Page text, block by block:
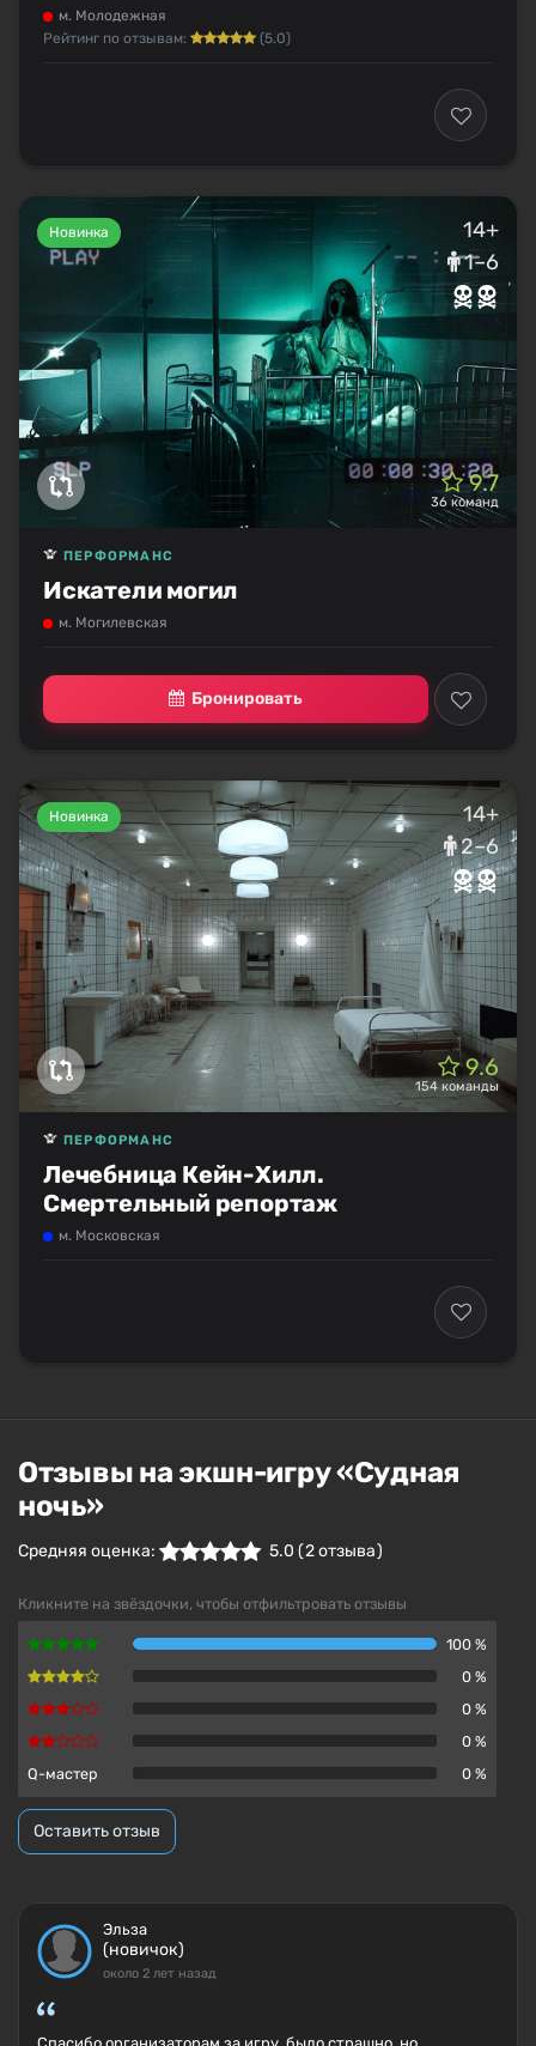
м. Молодежная
Рейтинг по отзывам:
(5.0)
Новинка
14+
1–6
9.7
36 команд
Искатели могил
ПЕРФОРМАНС
м. Могилевская
Бронировать
Новинка
14+
2–6
9.6
154 команды
Лечебница Кейн-Хилл.
Смертельный репортаж
ПЕРФОРМАНС
м. Московская
Отзывы на экшн-игру «Судная
ночь»
Средняя оценка: 5.0 (2отзыва )
Кликните на звёздочки, чтобы отфильтровать отзывы
100 %
0 %
0 %
0 %
Q-мастер
0 %
Оставить отзыв
Эльза
(новичок)
около 2 лет назад